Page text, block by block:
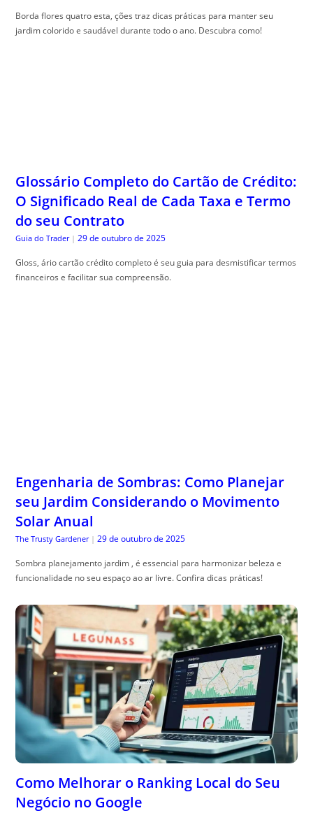
Borda flores quatro esta, ções traz dicas práticas para manter seu
jardim colorido e saudável durante todo o ano. Descubra como!
Glossário Completo do Cartão de Crédito:
O Significado Real de Cada Taxa e Termo
do seu Contrato
Guia do Trader | 29 de outubro de 2025
Gloss, ário cartão crédito completo é seu guia para desmistificar termos
financeiros e facilitar sua compreensão.
Engenharia de Sombras: Como Planejar
seu Jardim Considerando o Movimento
Solar Anual
The Trusty Gardener | 29 de outubro de 2025
Sombra planejamento jardim , é essencial para harmonizar beleza e
funcionalidade no seu espaço ao ar livre. Confira dicas práticas!
Como Melhorar o Ranking Local do Seu
Negócio no Google